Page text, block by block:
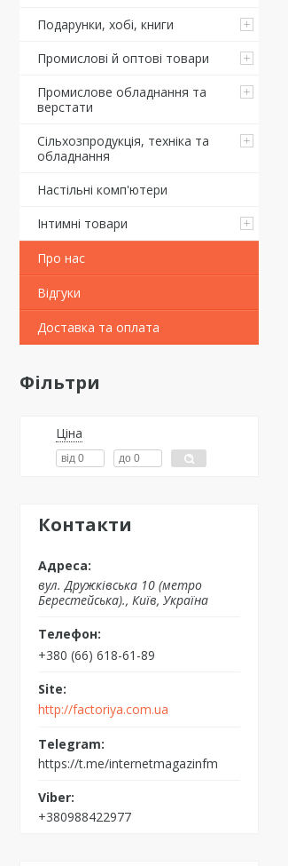
Подарунки, хобі, книги
Промислові й оптові товари
Промислове обладнання та
верстати
Сільхозпродукція, техніка та
обладнання
Настільні комп'ютери
Інтимні товари
Про нас
Відгуки
Доставка та оплата
Фільтри
Ціна
Контакти
вул. Дружківська 10 (метро
Берестейська)., Київ, Україна
+380 (66) 618-61-89
http://factoriya.com.ua
https://t.me/internetmagazinfm
+380988422977